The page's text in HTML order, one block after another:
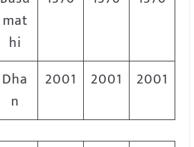
mat
hi
Dha
n
2001 2001 2001